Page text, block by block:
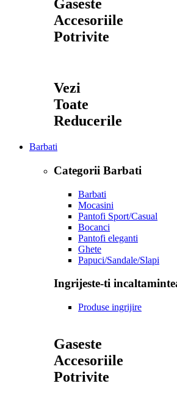
Gaseste
Accesoriile
Potrivite
Vezi
Toate
Reducerile
Barbati
Categorii Barbati
Barbati
Mocasini
Pantofi Sport/Casual
Bocanci
Pantofi eleganti
Ghete
Papuci/Sandale/Slapi
Ingrijeste-ti
Produse ingrijire
Gaseste
Accesoriile
Potrivite